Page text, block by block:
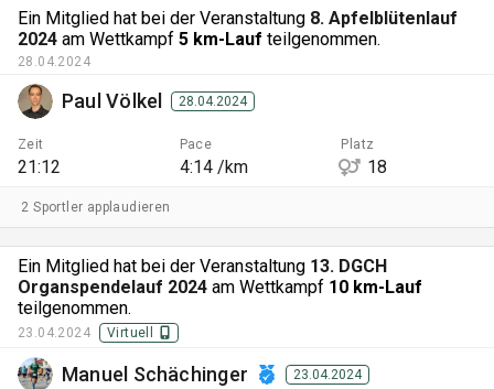
Ein Mitglied hat bei der Veranstaltung 8. Apfelblütenlauf
2024 am Wettkampf 5 km-Lauf teilgenommen.
28.04.2024
Paul Völkel 28.04.2024
Zeit
21:12
Pace
4:14 /km
Platz
18
2 Sportler applaudieren
Ein Mitglied hat bei der Veranstaltung 13. DGCH
Organspendelauf 2024 am Wettkampf 10 km-Lauf
teilgenommen.
23.04.2024 Virtuell
Manuel Schächinger 23.04.2024